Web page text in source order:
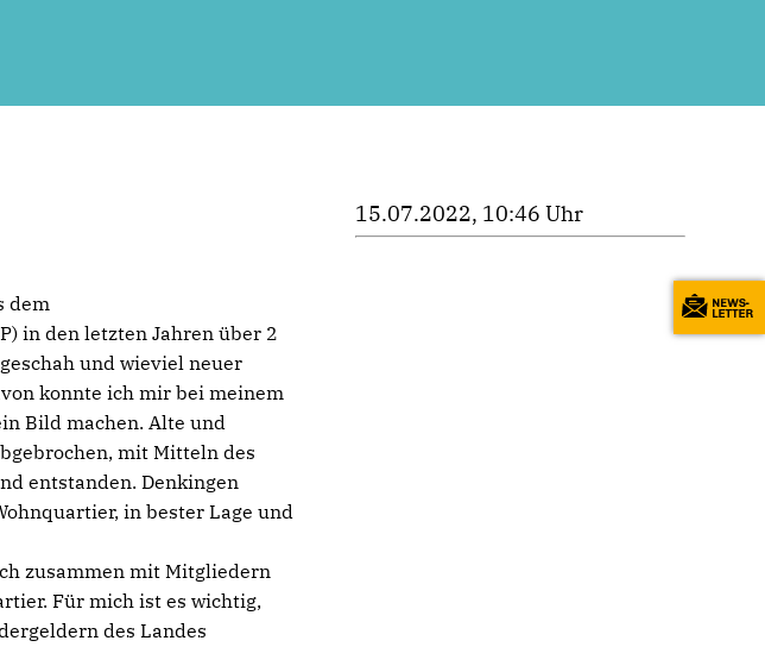
dem
in den letzten Jahren über 2
und wieviel neuer
konnte ich mir bei meinem
Bild machen. Alte und
mit Mitteln des
entstanden. Denkingen
in bester Lage und
zusammen mit Mitgliedern
Für mich ist es wichtig,
des Landes
15.07.2022, 10:46 Uhr